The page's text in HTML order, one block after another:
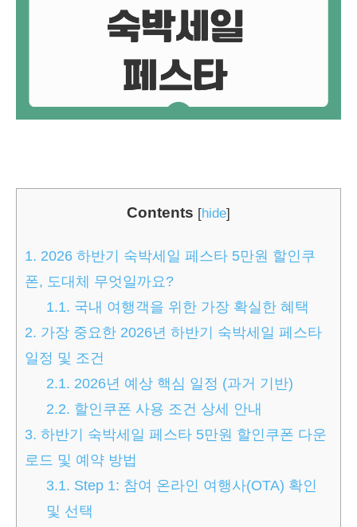
Contents [hide]
1. 2026 하반기 숙박세일 페스타 5만원 할인쿠
폰, 도대체 무엇일까요?
1.1. 국내 여행객을 위한 가장 확실한 혜택
2. 가장 중요한 2026년 하반기 숙박세일 페스타
일정 및 조건
2.1. 2026년 예상 핵심 일정 (과거 기반)
2.2. 할인쿠폰 사용 조건 상세 안내
3. 하반기 숙박세일 페스타 5만원 할인쿠폰 다운
로드 및 예약 방법
3.1. Step 1: 참여 온라인 여행사(OTA) 확인
및 선택